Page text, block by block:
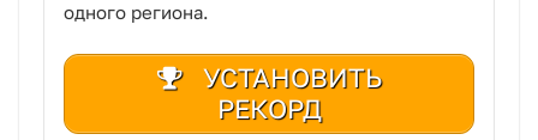
одного региона.
УСТАНОВИТЬ
РЕКОРД